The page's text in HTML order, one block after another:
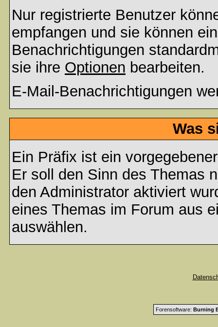
Nur registrierte Benutzer
empfangen und sie können
Benachrichtigungen
sie ihre Optionen bearbeiten.
E-Mail-Benachrichtigungen
Was
Ein Präfix ist ein
Er soll den Sinn des Themas
den Administrator aktiviert
eines Themas im Forum aus
auswählen.
Forensoftware: Burning